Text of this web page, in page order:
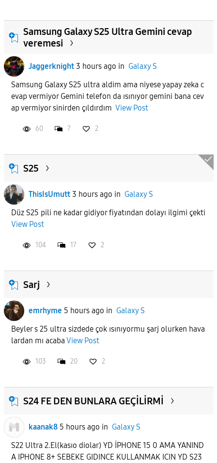
Samsung Galaxy S25 Ultra Gemini cevap
veremesi
Jaggerknight 3 hours ago in Galaxy S
Samsung Galaxy S25 ultra aldim ama niyese yapay zeka c
evap vermiyor Gemini telefon da ısınıyor gemini bana cev
ap vermiyor sinirden çıldırdım View Post
60 7 2
S25
ThisIsUmutt 3 hours ago in Galaxy S
Düz S25 pili ne kadar gidiyor fiyatından dolayı ilgimi çekti
View Post
104 17 2
Sarj
emrhyme 5 hours ago in Galaxy S
Beyler s 25 ultra sizdede çok ısınıyormu şarj olurken hava
lardan mı acaba View Post
103 20 2
S24 FE DEN BUNLARA GEÇİLİRMİ
kaanak8 5 hours ago in Galaxy S
S22 Ultra 2.El(kasıo diolar) YD İPHONE 15 0 AMA YANIND
A IPHONE 8+ SEBEKE GIDINCE KULLANMAK ICIN YD S23